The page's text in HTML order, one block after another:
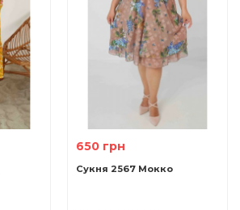
650 грн
Сукня 2567 Мокко